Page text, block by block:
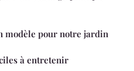
modèle pour notre jardin
à entretenir